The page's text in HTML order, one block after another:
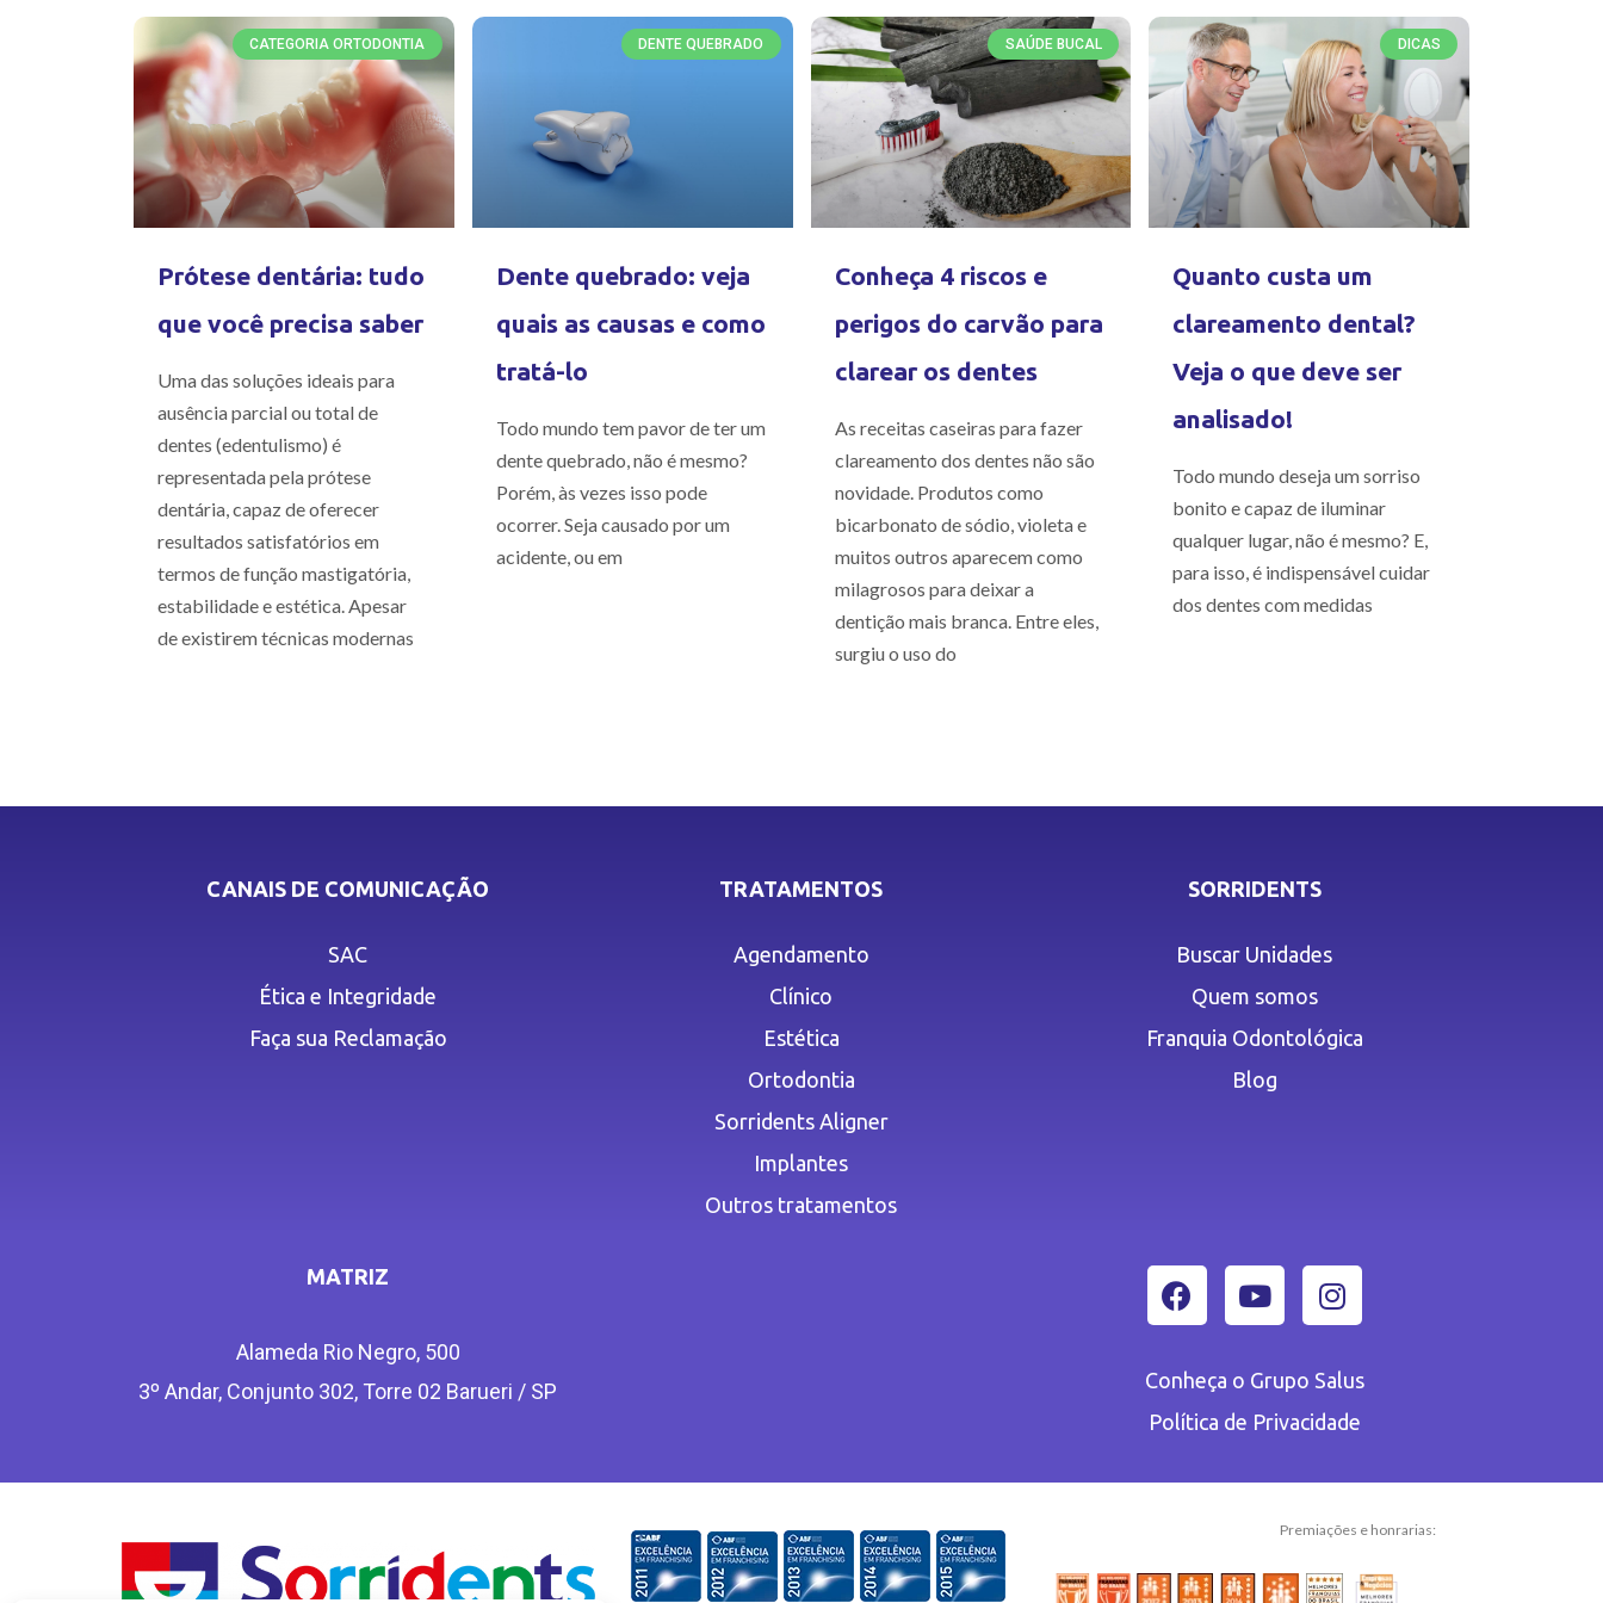
CATEGORIA ORTODONTIA
Prótese dentária: tudo
que você precisa saber
Uma das soluções ideais para
ausência parcial ou total de
dentes (edentulismo) é
representada pela prótese
dentária, capaz de oferecer
resultados satisfatórios em
termos de função mastigatória,
estabilidade e estética. Apesar
de existirem técnicas modernas
DENTE QUEBRADO
Dente quebrado: veja
quais as causas e como
tratá-lo
Todo mundo tem pavor de ter um
dente quebrado, não é mesmo?
Porém, às vezes isso pode
ocorrer. Seja causado por um
acidente, ou em
SAÚDE BUCAL
Conheça 4 riscos e
perigos do carvão para
clarear os dentes
As receitas caseiras para fazer
clareamento dos dentes não são
novidade. Produtos como
bicarbonato de sódio, violeta e
muitos outros aparecem como
milagrosos para deixar a
dentição mais branca. Entre eles,
surgiu o uso do
DICAS
Quanto custa um
clareamento dental?
Veja o que deve ser
analisado!
Todo mundo deseja um sorriso
bonito e capaz de iluminar
qualquer lugar, não é mesmo? E,
para isso, é indispensável cuidar
dos dentes com medidas
CANAIS DE COMUNICAÇÃO
SAC
Ética e Integridade
Faça sua Reclamação
TRATAMENTOS
Agendamento
Clínico
Estética
Ortodontia
Sorridents Aligner
Implantes
Outros tratamentos
SORRIDENTS
Buscar Unidades
Quem somos
Franquia Odontológica
Blog
MATRIZ
Alameda Rio Negro, 500
3º Andar, Conjunto 302, Torre 02 Barueri / SP
Conheça o Grupo Salus
Política de Privacidade
Premiações e honrarias: